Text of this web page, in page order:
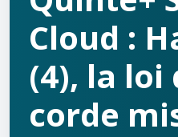
Cloud :
(4), la loi
corde